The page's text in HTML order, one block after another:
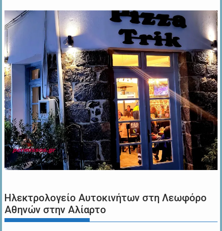
Ηλεκτρολογείο Αυτοκινήτων στη Λεωφόρο
Αθηνών στην Αλίαρτο